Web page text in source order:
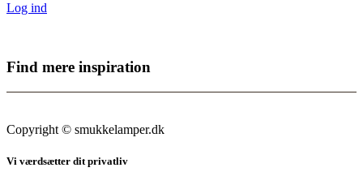
Log ind
Find mere inspiration
Copyright © smukkelamper.dk
Vi værdsætter dit privatliv